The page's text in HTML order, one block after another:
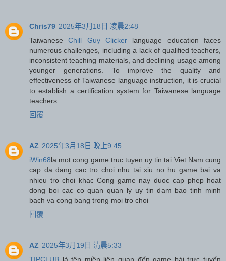
Chris79 2025年3月18日 凌晨2:48
TaiwaneseChill Guy Clicker language education faces
numerous challenges, including a lack of qualified teachers,
inconsistent teaching materials, and declining usage among
younger generations. To improve the quality and
effectiveness of Taiwanese language instruction, it is crucial
to establish a certification system for Taiwanese language
teachers.
回覆
AZ 2025年3月18日 晚上9:45
iWin68la mot cong game truc tuyen uy tin tai Viet Nam cung
cap da dang cac tro choi nhu tai xiu no hu game bai va
nhieu tro choi khac Cong game nay duoc cap phep hoat
dong boi cac co quan quan ly uy tin dam bao tinh minh
bach va cong bang trong moi tro choi
回覆
AZ 2025年3月19日 清晨5:33